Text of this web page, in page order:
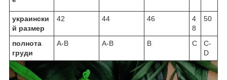
украински
й размер
42 44 46
4
8
50
полнота
груди
A-B A-B B C
C-
D